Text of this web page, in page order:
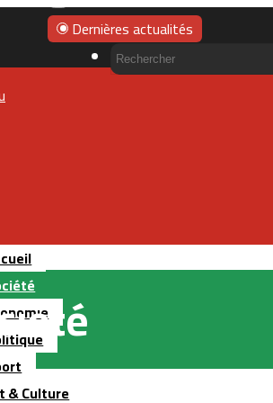
Dernières actualités
& Culture